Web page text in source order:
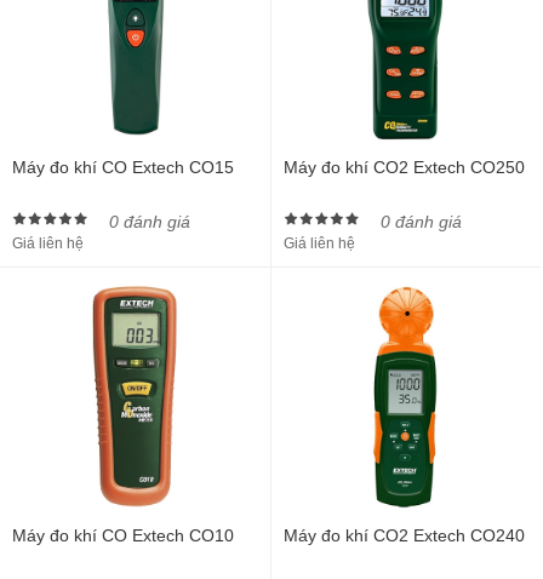
Máy đo khí CO Extech CO15
0 đánh giá
Giá liên hệ
Máy đo khí CO2 Extech CO250
0 đánh giá
Giá liên hệ
Máy đo khí CO Extech CO10 Máy đo khí CO2 Extech CO240